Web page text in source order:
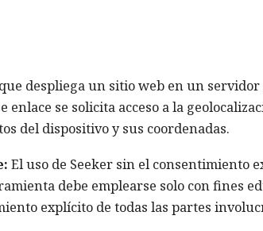
despliega un sitio web en un
enlace se solicita acceso a la
del dispositivo y sus coordenadas.
El uso de Seeker sin el consentimiento
debe emplearse solo con fines
explícito de todas las partes